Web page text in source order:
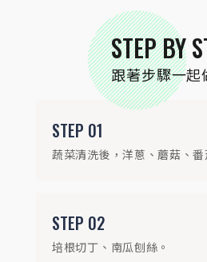
STEP BY
跟著步驟一起
STEP 01
蔬菜清洗後，洋蔥、蘑菇、番
STEP 02
培根切丁、南瓜刨絲。
將玉米濃湯粉與水拌勻後
入濃湯中備用。